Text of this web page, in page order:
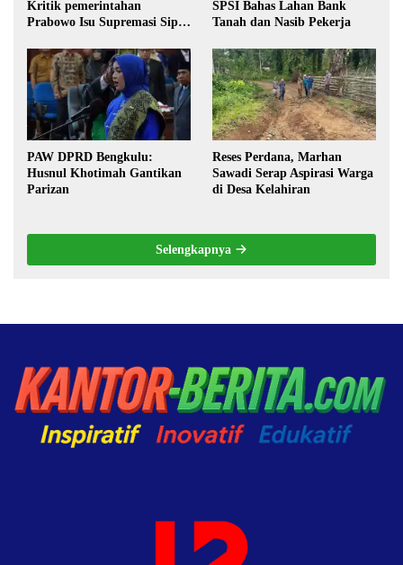
Kritik pemerintahan
Prabowo Isu Supremasi Sipil,
Pilkada oleh DPRD
SPSI Bahas Lahan Bank
Tanah dan Nasib Pekerja
PAW DPRD Bengkulu:
Husnul Khotimah Gantikan
Parizan
Reses Perdana, Marhan
Sawadi Serap Aspirasi Warga
di Desa Kelahiran
Selengkapnya